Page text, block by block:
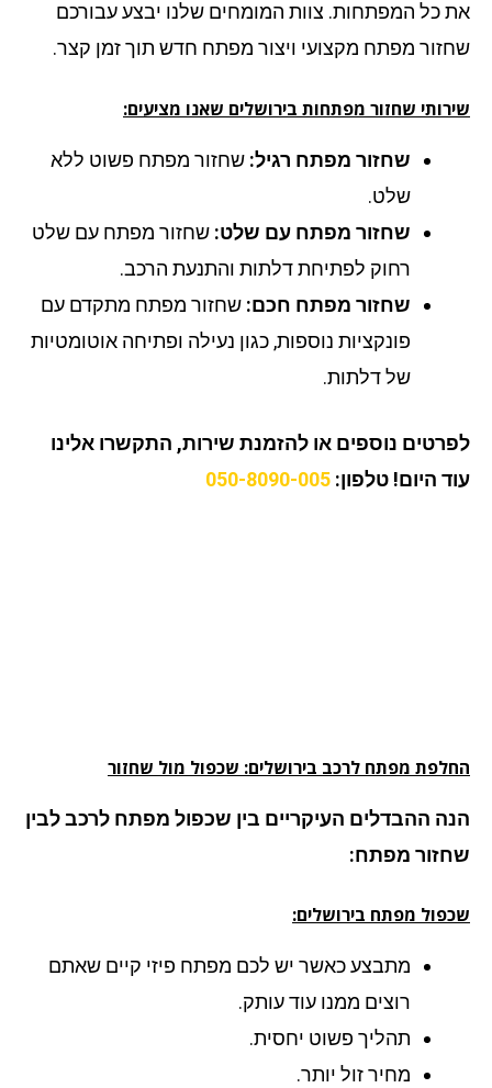
כל המפתחות. צוות המומחים שלנו יבצע עבורכם
מפתח מקצועי ויצור מפתח חדש תוך זמן קצר.
שחזור מפתחות בירושלים שאנו מציעים:
שחזור מפתח רגיל:שחזור מפתח פשוט ללא
שלט.
שחזור מפתח עם שלט:שחזור מפתח עם שלט
רחוק לפתיחת דלתות והתנעת הרכב.
שחזור מפתח חכם:שחזור מפתח מתקדם עם
פונקציות נוספות, כגון נעילה ופתיחה אוטומטיות
של דלתות.
נוספים או להזמנת שירות, התקשרו אלינו
היום!טלפון:050-8090-005
מפתח לרכב בירושלים: שכפול מול שחזור
ההבדלים העיקריים בין שכפול מפתח לרכב לבין
מפתח:
מפתח בירושלים:
מתבצע כאשר יש לכם מפתח פיזי קיים שאתם
רוצים ממנו עוד עותק.
תהליך פשוט יחסית.
מחיר זול יותר.